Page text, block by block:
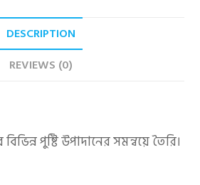
DESCRIPTION
REVIEWS (0)
পুষ্টি উপাদানের সমন্বয়ে তৈরি।